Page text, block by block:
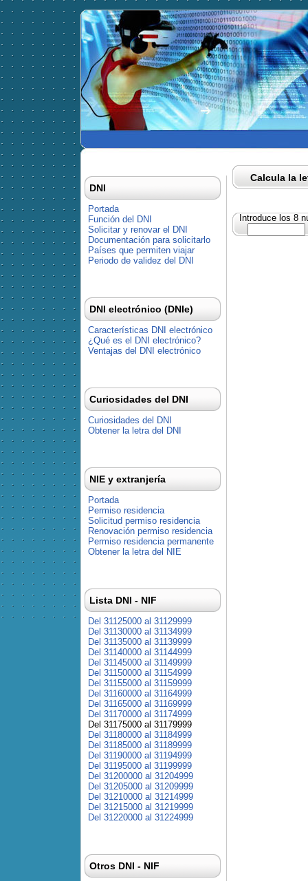
Calcula la
Introduce los 8
DNI
Portada
Función del DNI
Solicitar y renovar el DNI
Documentación para solicitarlo
Países que permiten viajar
Periodo de validez del DNI
DNI electrónico (DNIe)
Características DNI electrónico
¿Qué es el DNI electrónico?
Ventajas del DNI electrónico
Curiosidades del DNI
Curiosidades del DNI
Obtener la letra del DNI
NIE y extranjería
Portada
Permiso residencia
Solicitud permiso residencia
Renovación permiso residencia
Permiso residencia permanente
Obtener la letra del NIE
Lista DNI - NIF
Del 31125000 al 31129999
Del 31130000 al 31134999
Del 31135000 al 31139999
Del 31140000 al 31144999
Del 31145000 al 31149999
Del 31150000 al 31154999
Del 31155000 al 31159999
Del 31160000 al 31164999
Del 31165000 al 31169999
Del 31170000 al 31174999
Del 31175000 al 31179999
Del 31180000 al 31184999
Del 31185000 al 31189999
Del 31190000 al 31194999
Del 31195000 al 31199999
Del 31200000 al 31204999
Del 31205000 al 31209999
Del 31210000 al 31214999
Del 31215000 al 31219999
Del 31220000 al 31224999
Otros DNI - NIF